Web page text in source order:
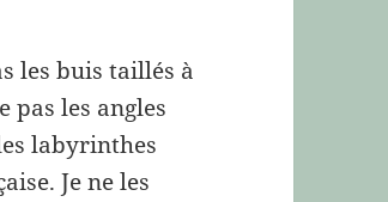
les buis taillés à
pas les angles
labyrinthes
Je ne les